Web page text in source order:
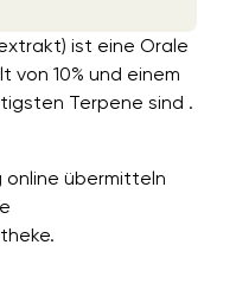
ist eine Orale
von 10% und einem
Terpene sind .
online übermitteln